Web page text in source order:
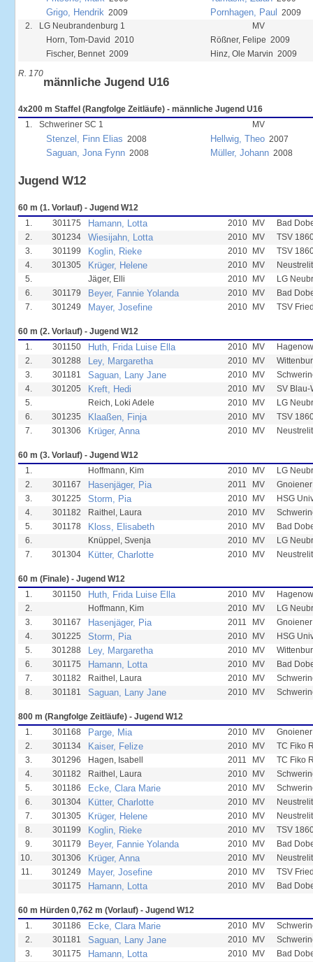
Grigo, Hendrik 2009 Pornhagen, Paul
2009
2.
LG Neubrandenburg 1
MV
Horn, Tom-David 2010
Rößner, Felipe 2009
Fischer, Bennet 2009
Hinz, Ole Marvin 2009
R. 170
männliche Jugend U16
4x200 m Staffel (Rangfolge Zeitläufe) - männliche Jugend U16
1.
Schweriner SC 1 MV
Stenzel, Finn Elias 2008 Hellwig, Theo 2007
Saguan, Jona Fynn 2008 Müller, Johann 2008
Jugend W12
60 m (1. Vorlauf) - Jugend W12
1.
301175 Hamann, Lotta 2010 MV
Bad
2.
301234 Wiesijahn, Lotta 2010 MV
TSV
3.
301199 Koglin, Rieke 2010 MV
TSV
4.
301305 Krüger, Helene 2010 MV
5.
Jäger, Elli 2010 MV
LG
6.
301179 Beyer, Fannie Yolanda 2010 MV
Bad
7.
301249 Mayer, Josefine 2010 MV TSV
60 m (2. Vorlauf) - Jugend W12
1.
301150 Huth, Frida Luise Ella 2010 MV
2.
301288 Ley, Margaretha 2010 MV
3.
301181 Saguan, Lany Jane 2010 MV
4.
301205 Kreft, Hedi 2010 MV
SV Blau-
5.
Reich, Loki Adele 2010 MV
LG
6.
301235 Klaaßen, Finja 2010 MV
TSV
7.
301306 Krüger, Anna 2010 MV
60 m (3. Vorlauf) - Jugend W12
1.
Hoffmann, Kim 2010 MV
LG
2.
301167 Hasenjäger, Pia 2011 MV
3.
301225 Storm, Pia 2010 MV
HSG
4.
301182 Raithel, Laura 2010 MV
5.
301178 Kloss, Elisabeth 2010 MV
Bad
6.
Knüppel, Svenja 2010 MV
LG
7.
301304 Kütter, Charlotte 2010 MV
60 m (Finale) - Jugend W12
1.
301150 Huth, Frida Luise Ella 2010 MV
2.
Hoffmann, Kim 2010 MV
LG
3.
301167 Hasenjäger, Pia 2011 MV
4.
301225 Storm, Pia 2010 MV
HSG
5.
301288 Ley, Margaretha 2010 MV
6.
301175 Hamann, Lotta 2010 MV
Bad
7.
301182 Raithel, Laura 2010 MV
8.
301181 Saguan, Lany Jane 2010 MV
800 m (Rangfolge Zeitläufe) - Jugend W12
1.
301168 Parge, Mia 2010 MV
2.
301134 Kaiser, Felize 2010 MV
TC Fiko
3.
301296 Hagen, Isabell 2011 MV
TC Fiko
4.
301182 Raithel, Laura 2010 MV
5.
301186 Ecke, Clara Marie 2010 MV
6.
301304 Kütter, Charlotte 2010 MV
7.
301305 Krüger, Helene 2010 MV
8.
301199 Koglin, Rieke 2010 MV
TSV
9.
301179 Beyer, Fannie Yolanda 2010 MV
Bad
10.
301306 Krüger, Anna 2010 MV
11.
301249 Mayer, Josefine 2010 MV
TSV
301175
Hamann, Lotta 2010 MV Bad
60 m Hürden 0,762 m (Vorlauf) - Jugend W12
1.
301186 Ecke, Clara Marie 2010 MV
2.
301181 Saguan, Lany Jane 2010 MV
3.
301175 Hamann, Lotta 2010 MV
Bad